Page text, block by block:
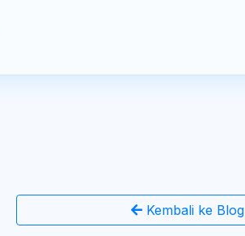
Kembali ke Blog